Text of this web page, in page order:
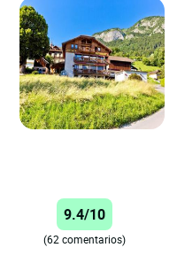
9.4/10
(62 comentarios)